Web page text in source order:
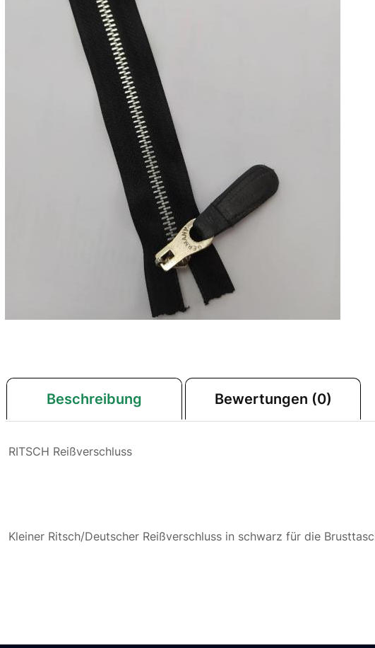
Beschreibung Bewertungen (0)
RITSCH Reißverschluss
Kleiner Ritsch/Deutscher Reißverschluss in schwarz für die